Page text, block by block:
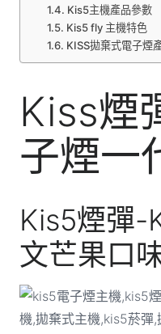
Kis5主機產品參數
Kis5 fly 主機特色
KISS拋棄式電子煙
Kiss煙
子煙一
Kis5煙彈-
文芒果口